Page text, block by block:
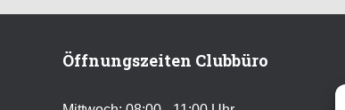
Öffnungszeiten Clubbüro